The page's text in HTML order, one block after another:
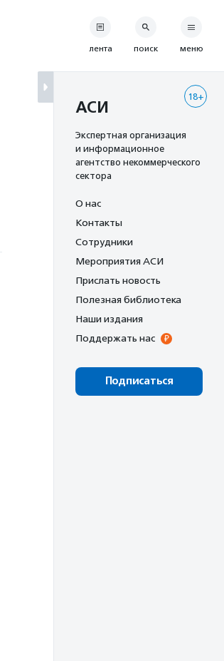
лента поиск меню
18+
АСИ
Экспертная организация
и информационное
агентство некоммерческого
сектора
О нас
Контакты
Сотрудники
Мероприятия АСИ
Прислать новость
Полезная библиотека
Наши издания
Поддержать нас
Подписаться